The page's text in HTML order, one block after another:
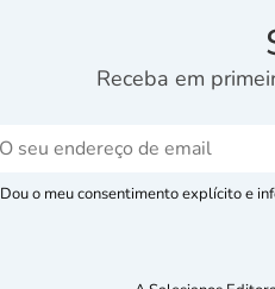
Receba em
Dou o meu consentimento explícito e